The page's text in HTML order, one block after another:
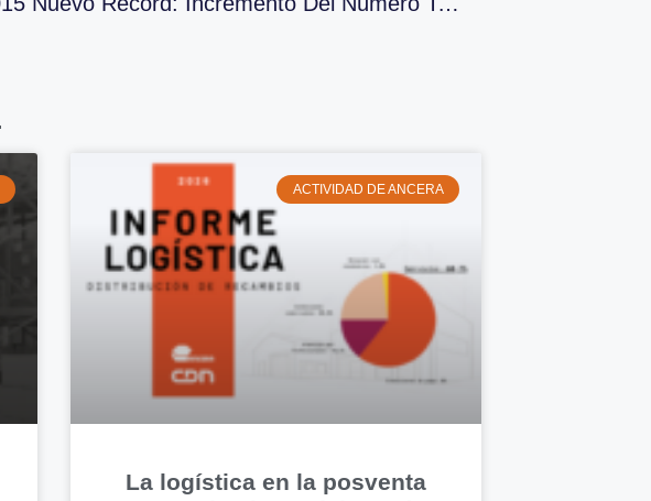
ACTIVIDAD DE ANCERA
La logística en la posventa